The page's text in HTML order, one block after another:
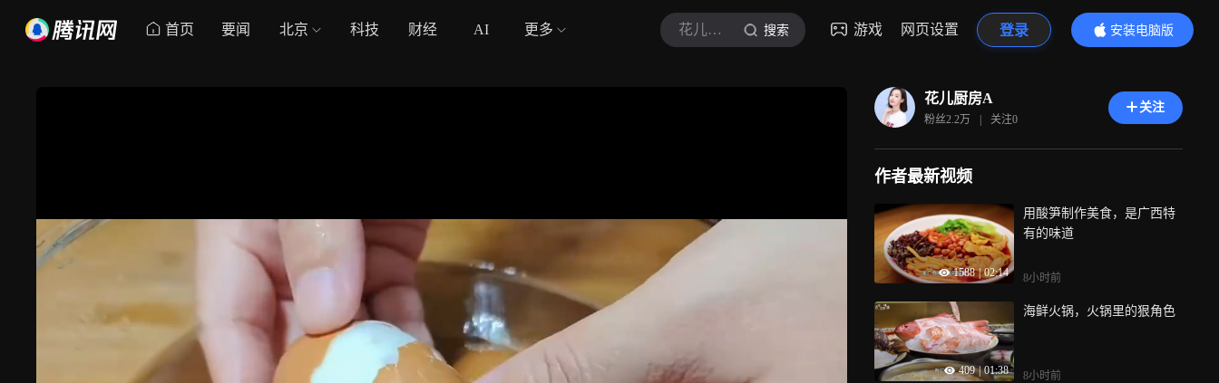
首页 要闻 北京 科技 财经 AI 更多 花儿厨房A 搜索 游戏 网页设置 登录
安装电脑版
内容更精彩
花儿厨房A
粉丝2.2万 | 关注0
关注
作者最新视频
1588 | 02:14
用酸笋制作美食，是广西特
有的味道
8小时前
409 | 01:38
海鲜火锅，火锅里的狠角色
8小时前